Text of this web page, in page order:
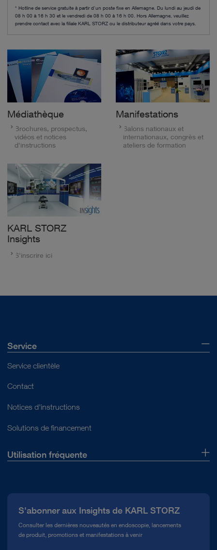
* Hotline de service gratuite à partir d'un poste fixe en Allemagne. Du lundi au jeudi de
08 h 00 à 16 h 30 et le vendredi de 08 h 00 à 16 h 00. Hors Allemagne, veuillez
prendre contact avec la filiale KARL STORZ ou le distributeur agréé dans votre pays.
Médiathèque
Brochures, prospectus,
vidéos et notices
d'instructions
Manifestations
Salons nationaux et
internationaux, congrès et
ateliers de formation
KARL STORZ
Insights
S'inscrire ici
Service
Service clientèle
Contact
Notices d'instructions
Solutions de financement
Utilisation fréquente
Service télé-assistance Conformité
Médiathèque
S'abonner aux Insights de KARL STORZ
Consulter les dernières nouveautés en endoscopie, lancements
de produit, promotions et manifestations à venir